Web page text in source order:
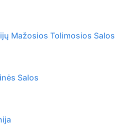
Mažosios Tolimosios Salos
Salos